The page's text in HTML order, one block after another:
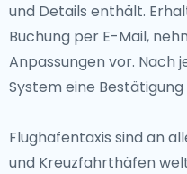
und Details enthält.
Buchung per E-Mail,
Anpassungen vor. Nach
System eine
Flughafentaxis sind an
und Kreuzfahrthäfen